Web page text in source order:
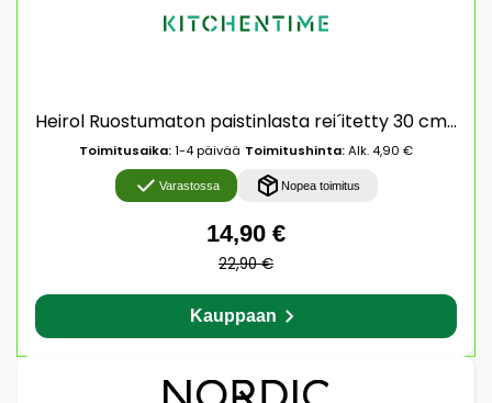
Heirol Ruostumaton paistinlasta rei´itetty 30 cm Pyökki
Toimitusaika:1-4 päivää Toimitushinta:Alk. 4,90 €
Varastossa Nopea toimitus
14,90 €
22,90 €
Kauppaan